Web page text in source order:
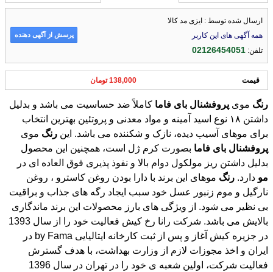
ارسال شده توسط : ایزی مد کالا
همه آگهی های این کاربر
تلفن:02126454051
پرسش از آگهی دهنده
قیمت 138,000 تومان
رنگ موی پروفشنال بای فاما کاملاً ضد حساسیت می باشد و بدلیل
داشتن ۱۸ نوع اسید آمینه و مواد معدنی و پروتئین بهترین انتخاب
برای موهای آسیب دیده، نازک و شکننده می باشد. این رنگ موی
پروفشنال بای فاما بصورت کرم ژل است، همچنین این محصول
بدلیل داشتن ریز مولکول دوام بالا و نفوذ پذیری فوق العاده ای در
مو دارد. رنگ موهای این برند با دارا بودن روغن کاسترو ، روغن
نارگیل و موم زنبور عسل خود سبب ایجاد رگه های جذاب و براقیت
بی نظیر می شود. از ویژگی های بارز محصولات این برند ماندگاری
بالایش می باشد. شرکت رانا رخ کیش فعالیت خود را از سال 1393
در جزیره کیش آغاز و پس از ثبت کارخانه ایتالیایی by Fama در
ایران و اخذ مجوزات لازم از وزارت بهداشت، با هدف گسترش
فعالیت شرکت، اولین شعبه ی خود را در تهران در سال 1396